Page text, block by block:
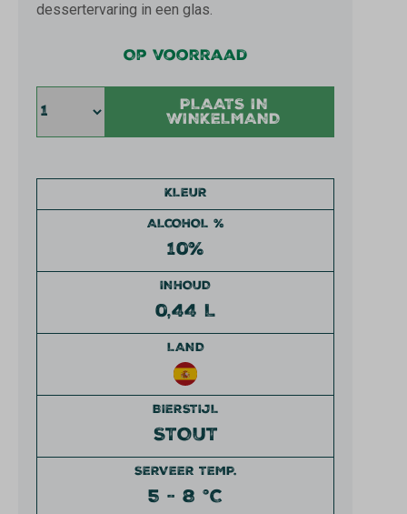
dessertervaring in een glas.
KLEUR
ALCOHOL %
10%
INHOUD
0,44 L
LAND
BIERSTIJL
STOUT
SERVEER TEMP.
5 - 8 °C
Op voorraad
PLAATS IN
WINKELMAND